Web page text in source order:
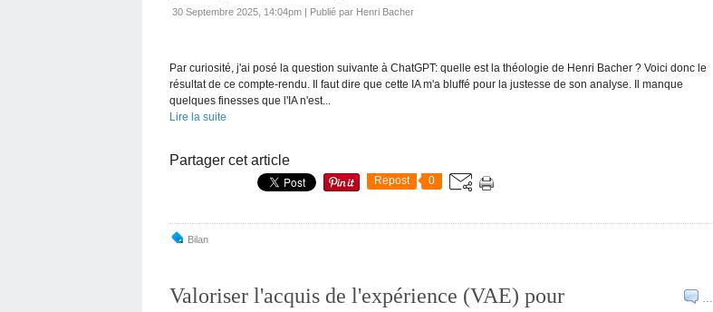
30 Septembre 2025, 14:04pm | Publié par Henri Bacher
Par curiosité, j'ai posé la question suivante à ChatGPT: quelle est la théologie de Henri Bacher ? Voici donc le
résultat de ce compte-rendu. Il faut dire que cette IA m'a bluffé pour la justesse de son analyse. Il manque
quelques finesses que l'IA n'est...
Lire la suite
Partager cet article
Repost 0
Bilan
…
Valoriser l'acquis de l'expérience (VAE) pour